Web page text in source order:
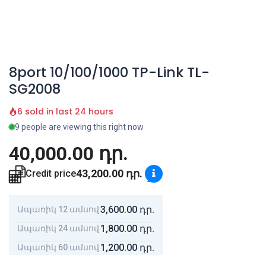
8port 10/100/1000 TP-Link TL-
SG2008
6 sold in last 24 hours
9 people are viewing this right now
40,000.00 դր.
Credit price43,200.00 դր.
Ապառիկ 12 ամսով 3,600.00 դր.
Ապառիկ 24 ամսով 1,800.00 դր.
Ապառիկ 60 ամսով 1,200.00 դր.